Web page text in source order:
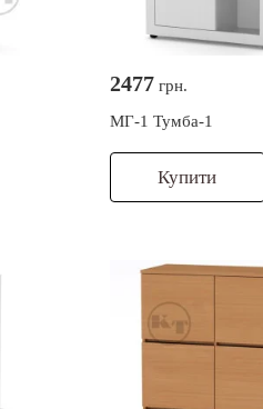
2477 грн.
МГ-1 Тумба-1
Купити